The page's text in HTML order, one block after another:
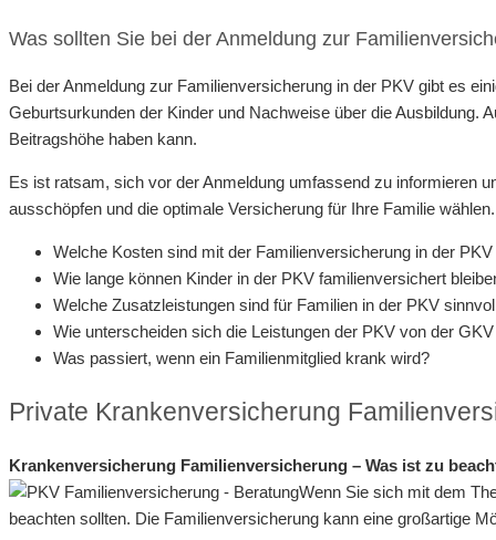
Was sollten Sie bei der Anmeldung zur
Bei der Anmeldung zur Familienversicherung in der PKV gibt es
Geburtsurkunden der Kinder und Nachweise über die Ausbildung.
Beitragshöhe haben kann.
Es ist ratsam, sich vor der Anmeldung umfassend zu informieren
ausschöpfen und die optimale Versicherung für Ihre Familie wählen.
Welche Kosten sind mit der Familienversicherung in der
Wie lange können Kinder in der PKV familienversichert
Welche Zusatzleistungen sind für Familien in der PKV
Wie unterscheiden sich die Leistungen der PKV von der
Was passiert, wenn ein Familienmitglied krank wird?
Private Krankenversicherung
Krankenversicherung Familienversicherung – Was ist zu
Wenn Sie sich mit dem
beachten sollten. Die Familienversicherung kann eine großartige